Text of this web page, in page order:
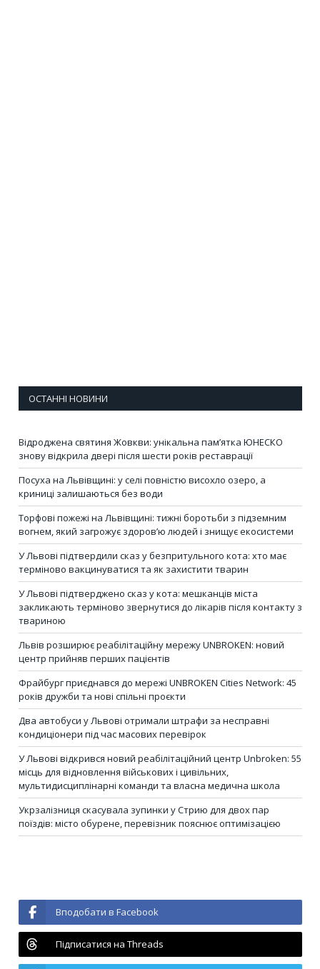
ОСТАННІ НОВИНИ
Відроджена святиня Жовкви: унікальна пам’ятка ЮНЕСКО
знову відкрила двері після шести років реставрації
Посуха на Львівщині: у селі повністю висохло озеро, а
криниці залишаються без води
Торфові пожежі на Львівщині: тижні боротьби з підземним
вогнем, який загрожує здоров’ю людей і знищує екосистеми
У Львові підтвердили сказ у безпритульного кота: хто має
терміново вакцинуватися та як захистити тварин
У Львові підтверджено сказ у кота: мешканців міста
закликають терміново звернутися до лікарів після контакту з
твариною
Львів розширює реабілітаційну мережу UNBROKEN: новий
центр прийняв перших пацієнтів
Фрайбург приєднався до мережі UNBROKEN Cities Network: 45
років дружби та нові спільні проєкти
Два автобуси у Львові отримали штрафи за несправні
кондиціонери під час масових перевірок
У Львові відкрився новий реабілітаційний центр Unbroken: 55
місць для відновлення військових і цивільних,
мультидисциплінарні команди та власна медична школа
Укрзалізниця скасувала зупинки у Стрию для двох пар
поїздів: місто обурене, перевізник пояснює оптимізацією
Вподобати в Facebook
Підписатися на Threads